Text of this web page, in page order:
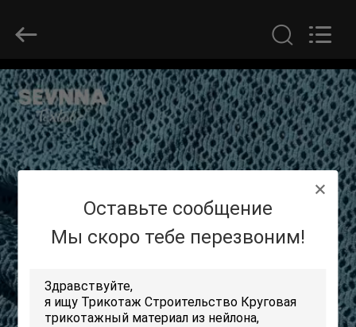
ДОМ
ПРОДУКТЫ
VR
-
ШОУ
О
НАС
TEXTILE.
Оставьте сообщение
Мы скоро тебе перезвоним!